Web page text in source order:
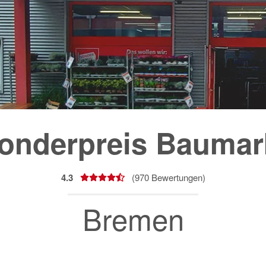
4.3 (970Bewertungen)
Bremen